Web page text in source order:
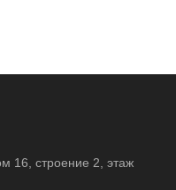
16, строение 2, этаж